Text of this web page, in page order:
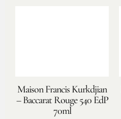
Maison Francis Kurkdjian
– Baccarat Rouge 540 EdP
70ml